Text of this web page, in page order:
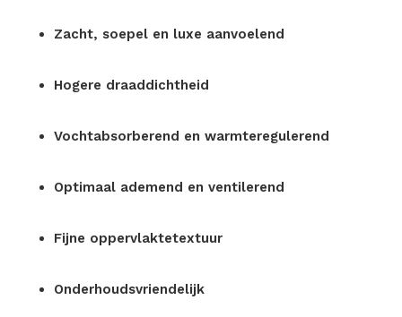
Zacht, soepel en luxe aanvoelend
Hogere draaddichtheid
Vochtabsorberend en warmteregulerend
Optimaal ademend en ventilerend
Fijne oppervlaktetextuur
Onderhoudsvriendelijk